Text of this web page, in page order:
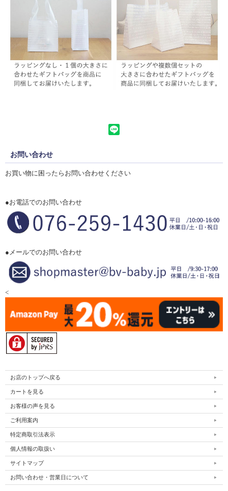
お問い合わせ
お買い物に困ったらお問い合わせください
●お電話でのお問い合わせ
●メールでのお問い合わせ
<
お店のトップへ戻る
カートを見る
お客様の声を見る
ご利用案内
特定商取引法表示
個人情報の取扱い
サイトマップ
お問い合わせ・営業日について